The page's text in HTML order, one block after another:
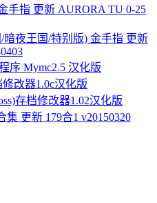
手指 更新 AURORA TU 0-25
夜王国/特别版) 金手指 更新
序 Mymc2.5 汉化版
改器1.0c汉化版
存档修改器1.02汉化版
更新 179合1 v20150320